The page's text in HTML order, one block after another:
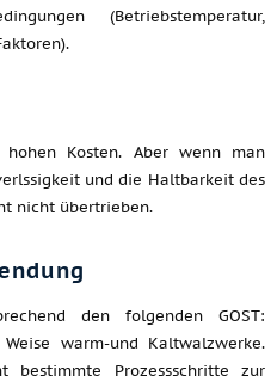
(Betriebstemperatur,
Kosten. Aber wenn man
und die Haltbarkeit des
nicht übertrieben.
den folgenden GOST:
warm-und Kaltwalzwerke.
bestimmte Prozessschritte zur